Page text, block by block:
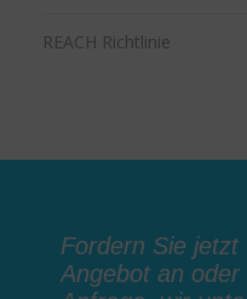
REACH Richtlinie